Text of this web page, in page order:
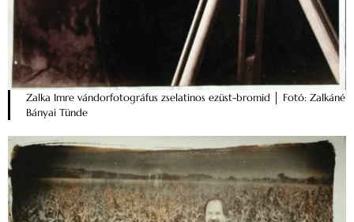
Zalka Imre vándorfotográfus zselatinos ezüst-bromid │ Fotó: Zalkáné
Bányai Tünde